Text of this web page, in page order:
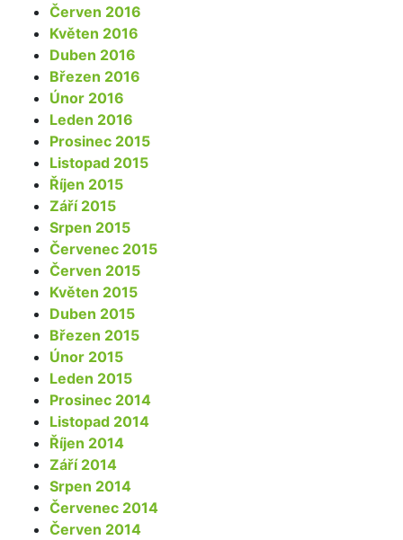
Červen 2016
Květen 2016
Duben 2016
Březen 2016
Únor 2016
Leden 2016
Prosinec 2015
Listopad 2015
Říjen 2015
Září 2015
Srpen 2015
Červenec 2015
Červen 2015
Květen 2015
Duben 2015
Březen 2015
Únor 2015
Leden 2015
Prosinec 2014
Listopad 2014
Říjen 2014
Září 2014
Srpen 2014
Červenec 2014
Červen 2014